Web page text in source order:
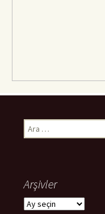
Arama:
Arşivler
Arşivler